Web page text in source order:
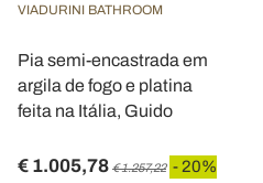
VIADURINI BATHROOM
Pia semi-encastrada em
argila de fogo e platina
feita na Itália, Guido
€ 1.005,78 € 1.257,22 - 20%